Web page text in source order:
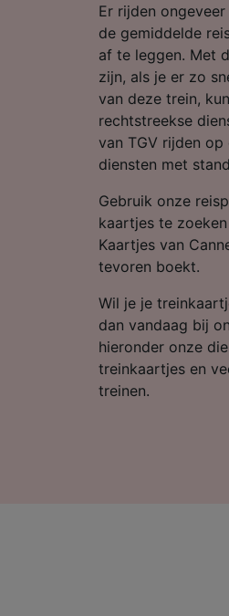
Er rijden
de gemiddelde
af te leggen. Met
zijn, als je er zo
van deze trein,
rechtstreekse
van TGV rijden
diensten met
Gebruik onze
kaartjes te
Kaartjes van
tevoren boekt.
Wil je je
dan vandaag bij
hieronder onze
treinkaartjes en
treinen.